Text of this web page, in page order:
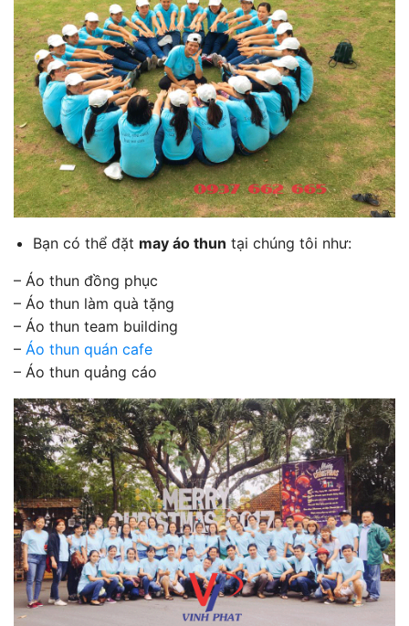
Bạn có thể đặt may áo thun tại chúng tôi như:
– Áo thun đồng phục
– Áo thun làm quà tặng
– Áo thun team building
– Áo thun quán cafe
– Áo thun quảng cáo